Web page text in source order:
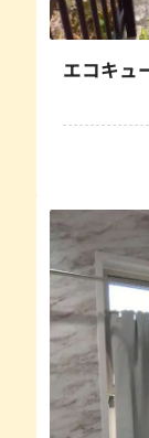
エコキュ